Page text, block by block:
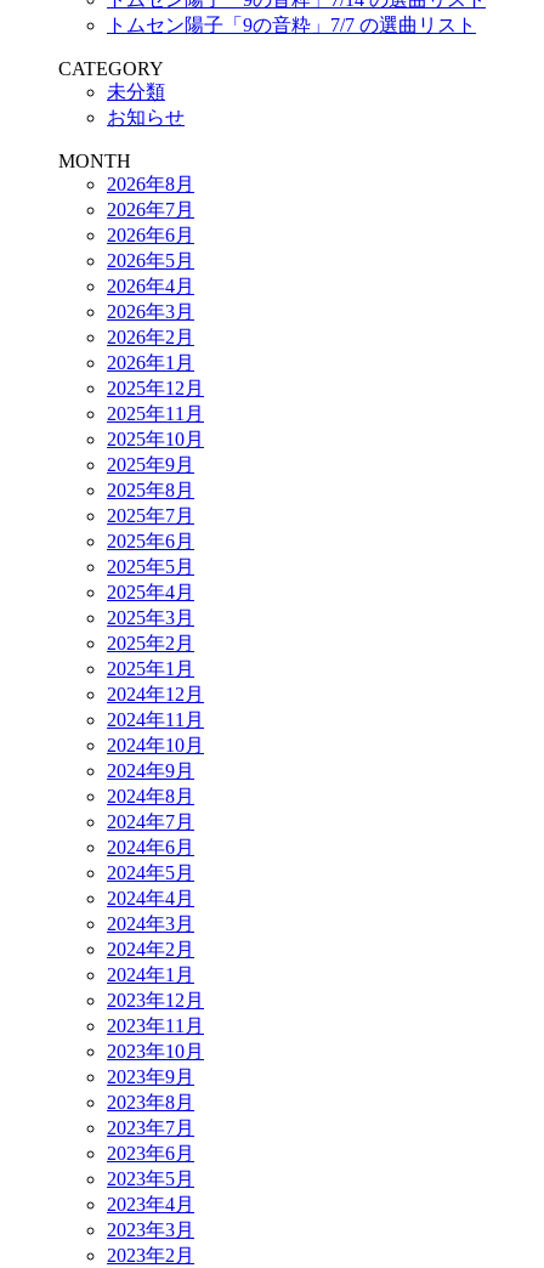
トムセン陽子「9の音粋」7/7 の選曲リスト
CATEGORY
未分類
お知らせ
MONTH
2026年8月
2026年7月
2026年6月
2026年5月
2026年4月
2026年3月
2026年2月
2026年1月
2025年12月
2025年11月
2025年10月
2025年9月
2025年8月
2025年7月
2025年6月
2025年5月
2025年4月
2025年3月
2025年2月
2025年1月
2024年12月
2024年11月
2024年10月
2024年9月
2024年8月
2024年7月
2024年6月
2024年5月
2024年4月
2024年3月
2024年2月
2024年1月
2023年12月
2023年11月
2023年10月
2023年9月
2023年8月
2023年7月
2023年6月
2023年5月
2023年4月
2023年3月
2023年2月